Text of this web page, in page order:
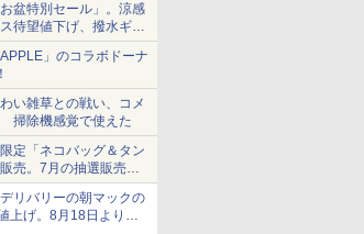
盆特別セール」。涼感
待望値下げ、撥水ギア
」のコラボドーナ
い雑草との戦い、コメ
掃除機感覚で使えた
定「ネコバッグ＆タン
売。7月の抽選販売の
リバリーの朝マックの
上げ。8月18日より